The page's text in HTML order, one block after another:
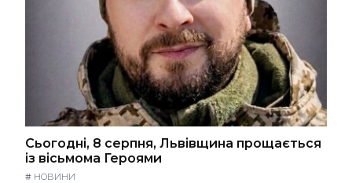
Сьогодні, 8 серпня, Львівщина прощається
із вісьмома Героями
# НОВИНИ